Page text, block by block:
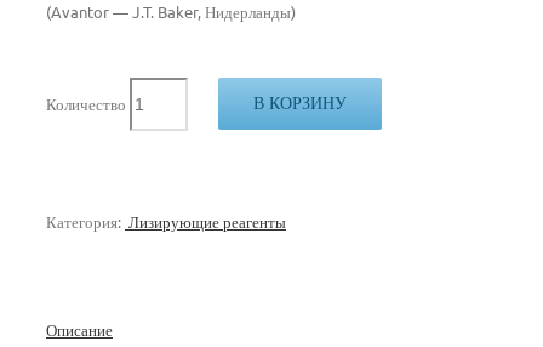
(Avantor — J.T. Baker, Нидерланды)
Количество В КОРЗИНУ
Категория: Лизирующие реагенты
Описание